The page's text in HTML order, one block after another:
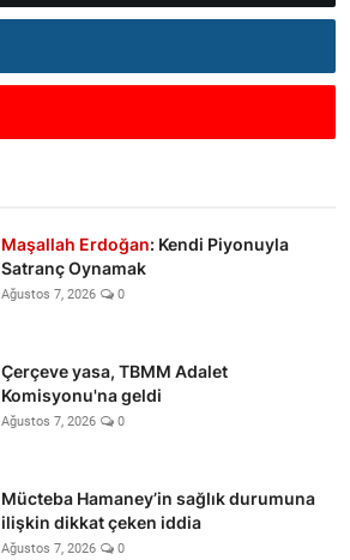
Maşallah Erdoğan: Kendi Piyonuyla
Satranç Oynamak
Ağustos 7, 2026 0
Çerçeve yasa, TBMM Adalet
Komisyonu'na geldi
Ağustos 7, 2026 0
Mücteba Hamaney’in sağlık durumuna
ilişkin dikkat çeken iddia
Ağustos 7, 2026 0